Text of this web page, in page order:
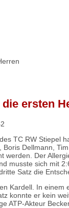
ersten
TC RW Stiepel
Dellmann,
werden. Der
musste sich mit
Satz die
Kardell. In
konnte er kein
ATP-Akteur